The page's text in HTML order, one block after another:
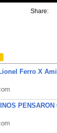
Share:
Ferro X